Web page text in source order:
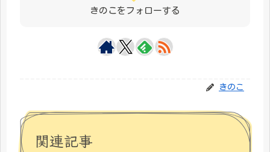
きのこをフォローする
きのこ
関連記事